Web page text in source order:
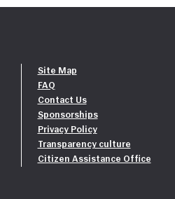
Site Map
FAQ
Contact Us
Sponsorships
Privacy Policy
Transparency culture
Citizen Assistance Office